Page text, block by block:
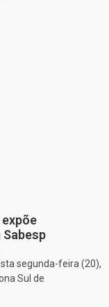
segunda-feira (20),
Sul de